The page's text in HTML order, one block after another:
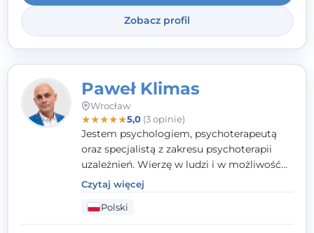
problemami.
Zobacz profil
Paweł Klimas
Wrocław
★★★★★5,0(3 opinie)
Jestem psychologiem, psychoterapeutą
oraz specjalistą z zakresu psychoterapii
uzależnień. Wierzę w ludzi i w możliwość
wprowadzenia zmian w ich życiu. Bardzo
często przekonuje się o tym, że każdy z nas,
w tym Ty i ja, ma wpływ na swoje
szczęście. Należy uwierzyć w siebie i działać
Czytaj więcej
Polski